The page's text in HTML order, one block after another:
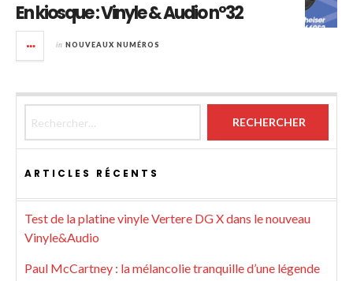
En kiosque : Vinyle & Audio n°32
in NOUVEAUX NUMÉROS
ARTICLES RÉCENTS
Test de la platine vinyle Vertere DG X dans le nouveau
Vinyle&Audio
Paul McCartney : la mélancolie tranquille d’une légende